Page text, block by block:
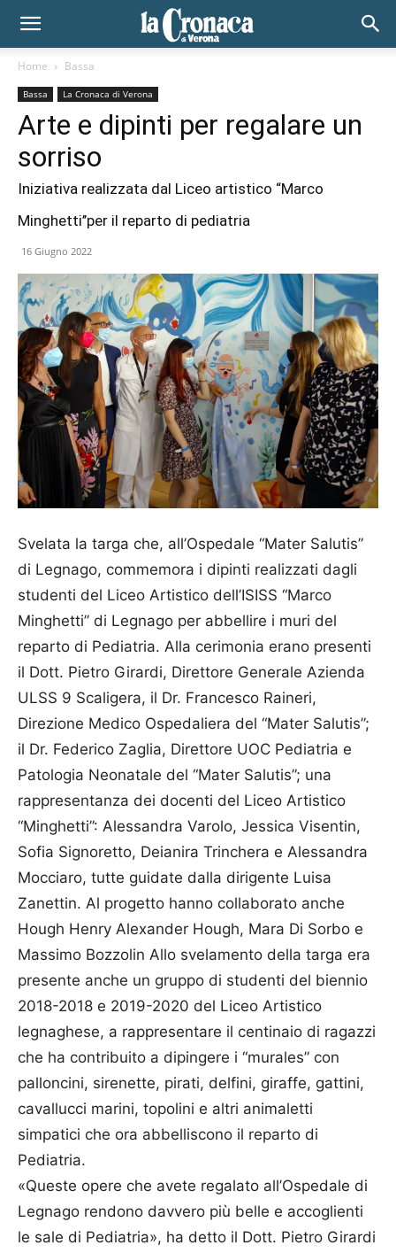
Home Bassa
Bassa La Cronaca di Verona
Arte e dipinti per regalare un
sorriso
Iniziativa realizzata dal Liceo artistico “Marco
Minghetti’’per il reparto di pediatria
16 Giugno 2022
Svelata la targa che, all’Ospedale “Mater Salutis”
di Legnago, commemora i dipinti realizzati dagli
studenti del Liceo Artistico dell’ISISS “Marco
Minghetti” di Legnago per abbellire i muri del
reparto di Pediatria. Alla cerimonia erano presenti
il Dott. Pietro Girardi, Direttore Generale Azienda
ULSS 9 Scaligera, il Dr. Francesco Raineri,
Direzione Medico Ospedaliera del “Mater Salutis”;
il Dr. Federico Zaglia, Direttore UOC Pediatria e
Patologia Neonatale del “Mater Salutis”; una
rappresentanza dei docenti del Liceo Artistico
“Minghetti”: Alessandra Varolo, Jessica Visentin,
Sofia Signoretto, Deianira Trinchera e Alessandra
Mocciaro, tutte guidate dalla dirigente Luisa
Zanettin. Al progetto hanno collaborato anche
Hough Henry Alexander Hough, Mara Di Sorbo e
Massimo Bozzolin Allo svelamento della targa era
presente anche un gruppo di studenti del biennio
2018-2018 e 2019-2020 del Liceo Artistico
legnaghese, a rappresentare il centinaio di ragazzi
che ha contribuito a dipingere i “murales” con
palloncini, sirenette, pirati, delfini, giraffe, gattini,
cavallucci marini, topolini e altri animaletti
simpatici che ora abbelliscono il reparto di
Pediatria.
«Queste opere che avete regalato all’Ospedale di
Legnago rendono davvero più belle e accoglienti
le sale di Pediatria», ha detto il Dott. Pietro Girardi